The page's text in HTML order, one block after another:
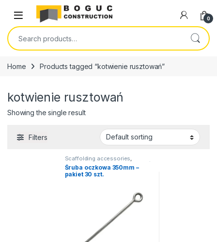
Skip to navigation
Skip to content
Open 0
Search for:
Home Products tagged “kotwienie rusztowań”
kotwienie rusztowań
Showing the single result
Filters
Scaffolding accessories,
Scaffolding , Frame scaffolding /
Facade scaffolding,
Rusztowanie BL 73 (Baumann)
Rusztowanie BP 70 (Plettac)
Śruba oczkowa 350mm –
pakiet 30 szt.